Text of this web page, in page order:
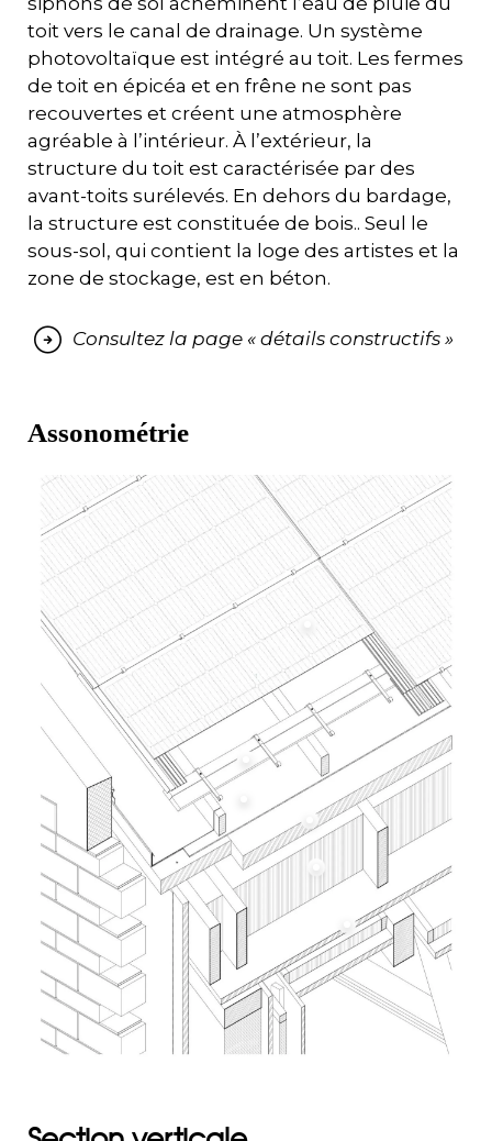
toit vers le canal de drainage. Un système
photovoltaïque est intégré au toit. Les fermes
de toit en épicéa et en frêne ne sont pas
recouvertes et créent une atmosphère
agréable à l’intérieur. À l’extérieur, la
structure du toit est caractérisée par des
avant-toits surélevés. En dehors du bardage,
la structure est constituée de bois.. Seul le
sous-sol, qui contient la loge des artistes et la
zone de stockage, est en béton.
Consultez la page « détails constructifs »
Assonométrie